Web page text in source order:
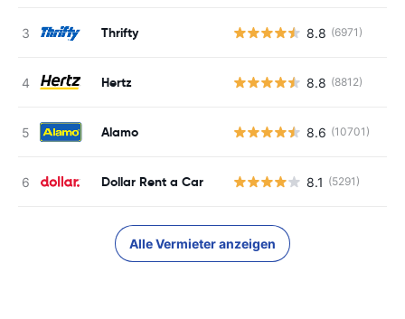
Thrifty 8.8 (6971)
Hertz 8.8 (8812)
Alamo 8.6 (10701)
Dollar Rent a Car 8.1 (5291)
Alle Vermieter anzeigen